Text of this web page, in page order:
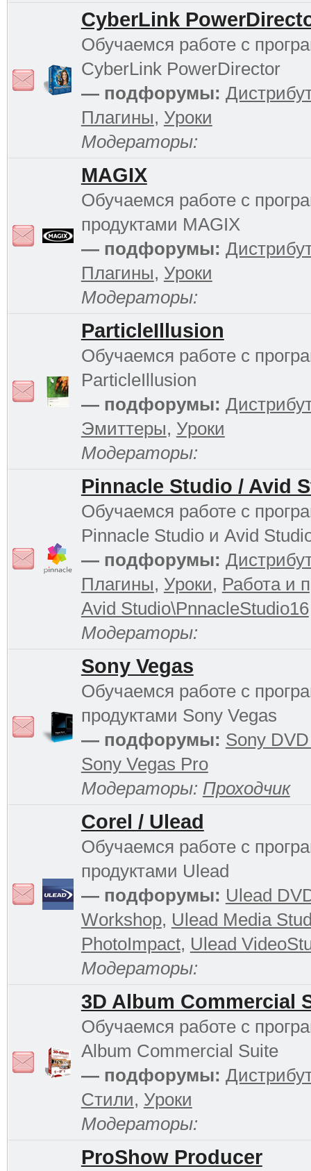
CyberLink
Обучаемся работе с
CyberLink PowerDirector
— подфорумы:
Плагины, Уроки
Модераторы:
MAGIX
Обучаемся работе с
продуктами MAGIX
— подфорумы:
Плагины, Уроки
Модераторы:
ParticleIllusion
Обучаемся работе с
ParticleIllusion
— подфорумы:
Эмиттеры, Уроки
Модераторы:
Pinnacle Studio / Avid
Обучаемся работе с
Pinnacle Studio и Avid
— подфорумы:
Плагины, Уроки, Работа и
Avid Studio\PnnacleStudio16
Модераторы:
Sony Vegas
Обучаемся работе с
продуктами Sony Vegas
— подфорумы: Sony
Sony Vegas Pro
Модераторы: Проходчик
Corel / Ulead
Обучаемся работе с
продуктами Ulead
— подфорумы: Ulead
Workshop, Ulead Media
PhotoImpact, Ulead
Модераторы:
3D Album Commercial
Обучаемся работе с
Album Commercial Suite
— подфорумы:
Стили, Уроки
Модераторы:
ProShow Producer